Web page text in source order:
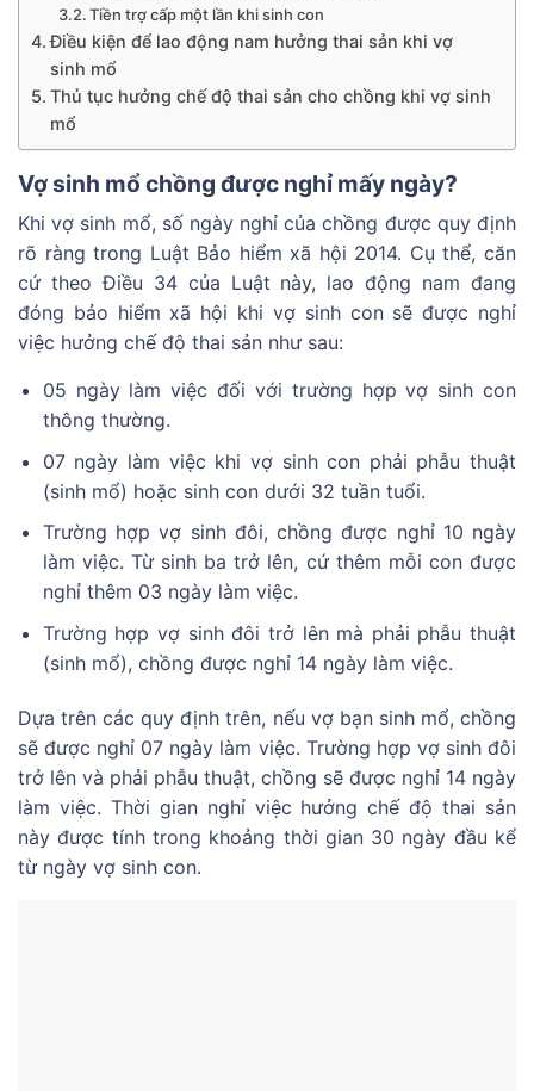
Tiền trợ cấp một lần khi sinh con
Điều kiện để lao động nam hưởng thai sản khi vợ
sinh mổ
Thủ tục hưởng chế độ thai sản cho chồng khi vợ sinh
mổ
Vợ sinh mổ chồng được nghỉ mấy ngày?
Khi vợ sinh mổ, số ngày nghỉ của chồng được quy định
rõ ràng trong Luật Bảo hiểm xã hội 2014. Cụ thể, căn
cứ theo Điều 34 của Luật này, lao động nam đang
đóng bảo hiểm xã hội khi vợ sinh con sẽ được nghỉ
việc hưởng chế độ thai sản như sau:
05 ngày làm việc đối với trường hợp vợ sinh con
thông thường.
07 ngày làm việc khi vợ sinh con phải phẫu thuật
(sinh mổ) hoặc sinh con dưới 32 tuần tuổi.
Trường hợp vợ sinh đôi, chồng được nghỉ 10 ngày
làm việc. Từ sinh ba trở lên, cứ thêm mỗi con được
nghỉ thêm 03 ngày làm việc.
Trường hợp vợ sinh đôi trở lên mà phải phẫu thuật
(sinh mổ), chồng được nghỉ 14 ngày làm việc.
Dựa trên các quy định trên, nếu vợ bạn sinh mổ, chồng
sẽ được nghỉ 07 ngày làm việc. Trường hợp vợ sinh đôi
trở lên và phải phẫu thuật, chồng sẽ được nghỉ 14 ngày
làm việc. Thời gian nghỉ việc hưởng chế độ thai sản
này được tính trong khoảng thời gian 30 ngày đầu kể
từ ngày vợ sinh con.